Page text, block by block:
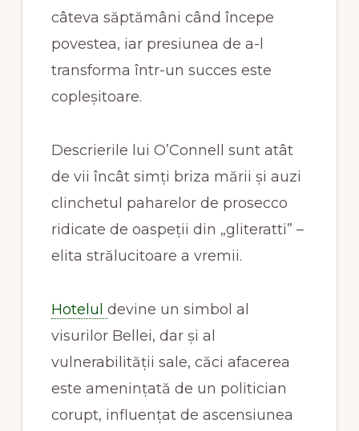
câteva săptămâni când începe
povestea, iar presiunea de a-l
transforma într-un succes este
copleșitoare.
Descrierile lui O’Connell sunt atât
de vii încât simți briza mării și auzi
clinchetul paharelor de prosecco
ridicate de oaspeții din „gliteratti” –
elita strălucitoare a vremii.
Hotelul devine un simbol al
visurilor Bellei, dar și al
vulnerabilității sale, căci afacerea
este amenințată de un politician
corupt, influențat de ascensiunea